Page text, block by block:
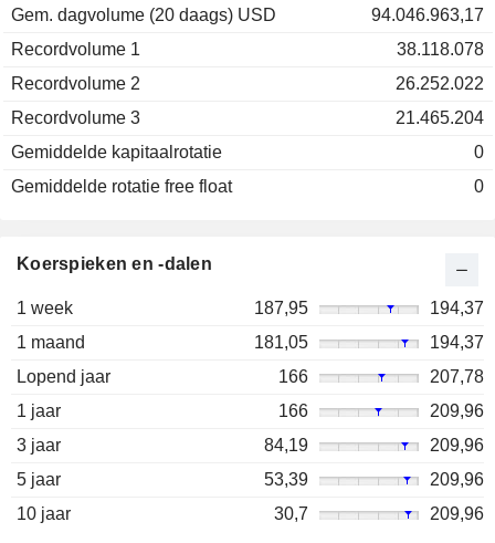
Gem. dagvolume (20 daags) USD
94.046.963,17
Recordvolume 1
38.118.078
Recordvolume 2
26.252.022
Recordvolume 3
21.465.204
Gemiddelde kapitaalrotatie
0
Gemiddelde rotatie free float
0
Koerspieken en -dalen
1 week 187,95
194,37
1 maand
181,05
194,37
Lopend jaar
166
207,78
1 jaar
166
209,96
3 jaar
84,19
209,96
5 jaar
53,39
209,96
10 jaar
30,7 209,96